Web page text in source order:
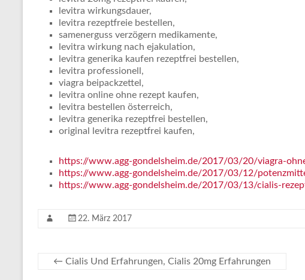
levitra wirkungsdauer,
levitra rezeptfreie bestellen,
samenerguss verzögern medikamente,
levitra wirkung nach ejakulation,
levitra generika kaufen rezeptfrei bestellen,
levitra professionell,
viagra beipackzettel,
levitra online ohne rezept kaufen,
levitra bestellen österreich,
levitra generika rezeptfrei bestellen,
original levitra rezeptfrei kaufen,
https://www.agg-gondelsheim.de/2017/03/20/viagra-
https://www.agg-gondelsheim.de/2017/03/12/
https://www.agg-gondelsheim.de/2017/03/13/cialis-
22. März 2017
← Cialis Und Erfahrungen, Cialis 20mg Erfahrungen